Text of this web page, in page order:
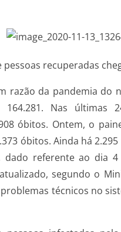
recuperadas
razão da pandemia do
164.281. Nas últimas
óbitos. Ontem, o
óbitos. Ainda há
dado referente ao dia
segundo o
técnicos no